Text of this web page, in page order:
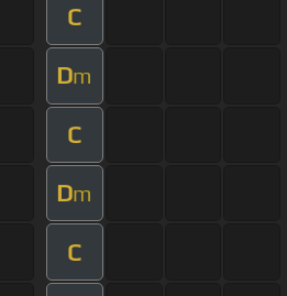
C
Dm
C
Dm
C